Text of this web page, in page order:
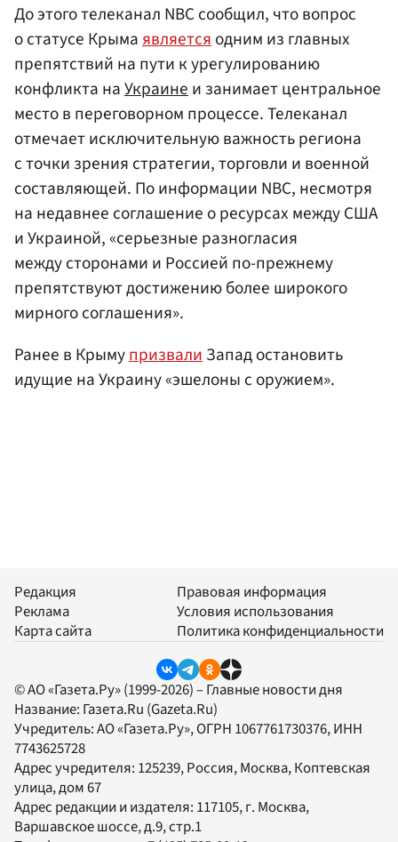
До этого телеканал NBC сообщил, что вопрос
о статусе Крыма является одним из главных
препятствий на пути к урегулированию
конфликта наУкраине и занимает центральное
место в переговорном процессе. Телеканал
отмечает исключительную важность региона
с точки зрения стратегии, торговли и военной
составляющей. По информации NBC, несмотря
на недавнее соглашение о ресурсах между США
и Украиной, «серьезные разногласия
между сторонами и Россией по-прежнему
препятствуют достижению более широкого
мирного соглашения».
Ранее в КрымупризвалиЗапад остановить
идущие на Украину «эшелоны с оружием».
Редакция
Реклама
Карта сайта
Правовая информация
Условия использования
Политика конфиденциальности
© АО «Газета.Ру» (1999-2026) – Главные новости дня
Название: Газета.Ru (Gazeta.Ru)
Учредитель:АО «Газета.Ру», ОГРН 1067761730376, ИНН
7743625728
Адрес учредителя: 125239, Россия, Москва, Коптевская
улица, дом 67
Адрес редакции и издателя: 117105, г. Москва,
Варшавское шоссе, д.9, стр.1